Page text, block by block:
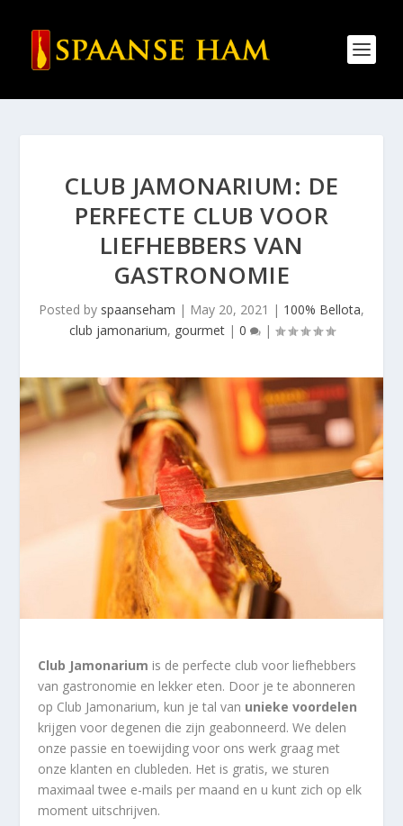
CLUB JAMONARIUM: DE
PERFECTE CLUB VOOR
LIEFHEBBERS VAN
GASTRONOMIE
Posted by spaanseham | May 20, 2021 | 100% Bellota,
club jamonarium, gourmet| 0 |
Club Jamonarium is de perfecte club voor liefhebbers
van gastronomie en lekker eten. Door je te abonneren
op Club Jamonarium, kun je tal van unieke voordelen
krijgen voor degenen die zijn geabonneerd. We delen
onze passie en toewijding voor ons werk graag met
onze klanten en clubleden. Het is gratis, we sturen
maximaal twee e-mails per maand en u kunt zich op elk
moment uitschrijven.